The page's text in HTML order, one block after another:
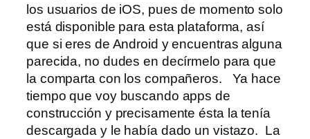
los usuarios de iOS, pues de momento solo
está disponible para esta plataforma, así
que si eres de Android y encuentras alguna
parecida, no dudes en decírmelo para que
la comparta con los compañeros. Ya hace
tiempo que voy buscando apps de
construcción y precisamente ésta la tenía
descargada y le había dado un vistazo. La